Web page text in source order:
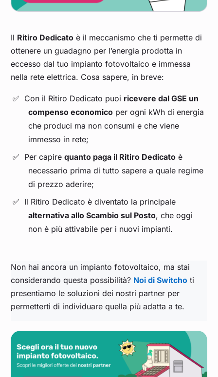
Il Ritiro Dedicato è il meccanismo che ti permette di
ottenere un guadagno per l’energia prodotta in
eccesso dal tuo impianto fotovoltaico e immessa
nella rete elettrica. Cosa sapere, in breve:
Con il Ritiro Dedicato puoi ricevere dal GSE un
compenso economico per ogni kWh di energia
che produci ma non consumi e che viene
immesso in rete;
Per capire quanto paga il Ritiro Dedicato è
necessario prima di tutto sapere a quale regime
di prezzo aderire;
Il Ritiro Dedicato è diventato la principale
alternativa allo Scambio sul Posto, che oggi
non è più attivabile per i nuovi impianti.
Non hai ancora un impianto fotovoltaico, ma stai
considerando questa possibilità? Noi di Switcho ti
presentiamo le soluzioni dei nostri partner per
permetterti di individuare quella più adatta a te.